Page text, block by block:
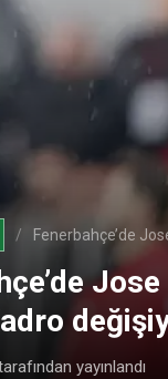
Fenerbahçe’de
yayınlandı